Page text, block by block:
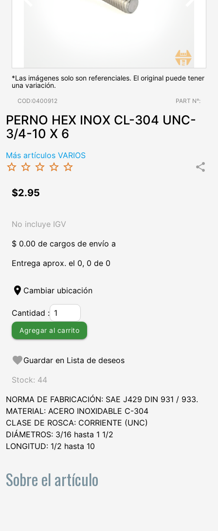
*Las imágenes solo son referenciales. El original puede tener
una variación.
COD:0400912 PART N°:
PERNO HEX INOX CL-304 UNC-
3/4-10 X 6
Más artículos VARIOS
star_border star_border star_border star_border star_border share
$2.95
No incluye IGV
$ 0.00 de cargos de envío a
Entrega aprox. el 0, 0 de 0
location_on Cambiar ubicación
Cantidad :
Agregar al carrito
favoriteGuardar en Lista de deseos
Stock: 44
NORMA DE FABRICACIÓN: SAE J429 DIN 931 / 933.
MATERIAL: ACERO INOXIDABLE C-304
CLASE DE ROSCA: CORRIENTE (UNC)
DIÁMETROS: 3/16 hasta 1 1/2
LONGITUD: 1/2 hasta 10
Sobre el artículo